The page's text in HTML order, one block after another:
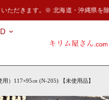
だきます。※ 北海道・沖縄県を除く
）117×95㎝ (N-205) 【未使用品】